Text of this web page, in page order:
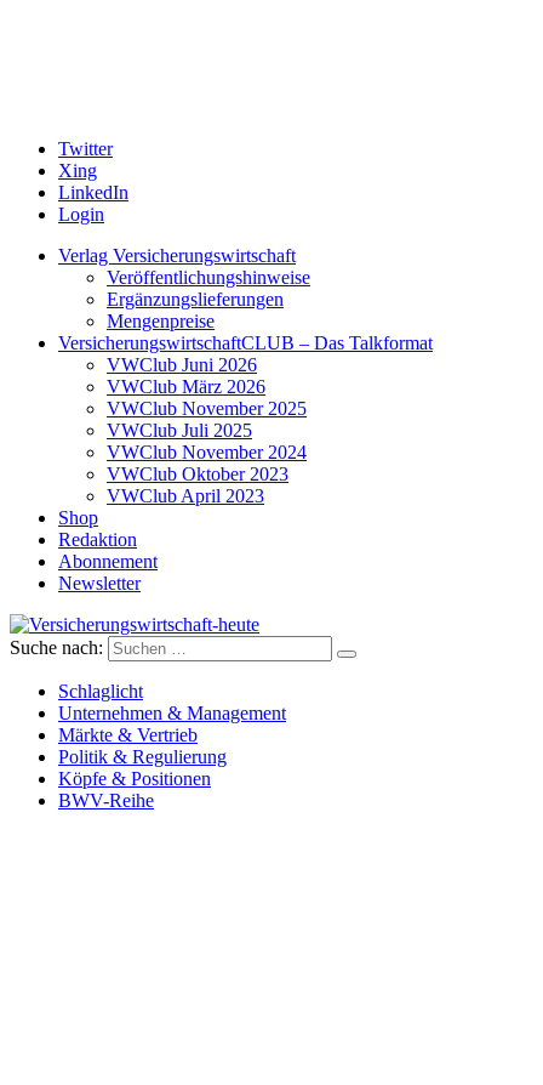
Twitter
Xing
LinkedIn
Login
Verlag Versicherungswirtschaft
Veröffentlichungshinweise
Ergänzungslieferungen
Mengenpreise
VersicherungswirtschaftCLUB – Das Talkformat
VWClub Juni 2026
VWClub März 2026
VWClub November 2025
VWClub Juli 2025
VWClub November 2024
VWClub Oktober 2023
VWClub April 2023
Shop
Redaktion
Abonnement
Newsletter
Versicherungswirtschaft-heute
Suche nach:
Schlaglicht
Unternehmen & Management
Märkte & Vertrieb
Politik & Regulierung
Köpfe & Positionen
BWV-Reihe